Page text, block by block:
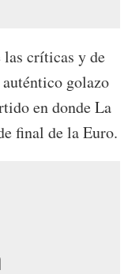
las críticas y de
golazo
en donde La
final de la Euro.